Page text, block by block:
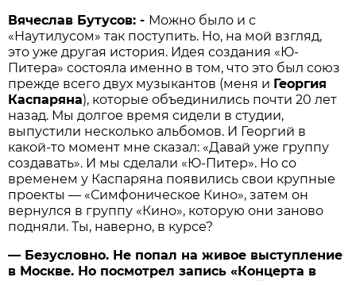
Вячеслав Бутусов: - Можно было и с
«Наутилусом» так поступить. Но, на мой взгляд,
это уже другая история. Идея создания «Ю-
Питера» состояла именно в том, что это был союз
прежде всего двух музыкантов (меня и Георгия
Каспаряна), которые объединились почти 20 лет
назад. Мы долгое время сидели в студии,
выпустили несколько альбомов. И Георгий в
какой-то момент мне сказал: «Давай уже группу
создавать». И мы сделали «Ю-Питер». Но со
временем у Каспаряна появились свои крупные
проекты — «Симфоническое Кино», затем он
вернулся в группу «Кино», которую они заново
подняли. Ты, наверно, в курсе?
— Безусловно. Не попал на живое выступление
в Москве. Но посмотрел запись «Концерта в